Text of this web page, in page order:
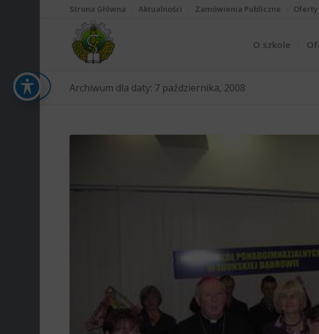
Strona Główna Aktualności Zamówienia Publiczne
O szkole
Archiwum dla daty: 7 października, 2008